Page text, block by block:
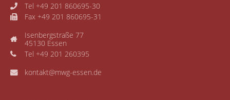
Tel +49 201 860695-30
Fax +49 201 860695-31
Isenbergstraße 77
45130 Essen
Tel +49 201 260395
kontakt@mwg-essen.de